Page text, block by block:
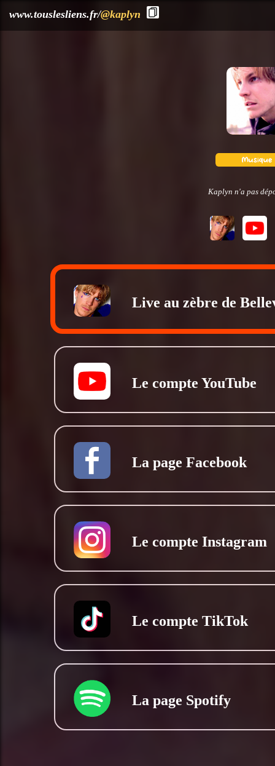
www.touslesliens.fr/@kaplyn
Kaplyn n'a pas
Live au zèbre de
Le compte YouTube
La page Facebook
Le compte Instagram
Le compte TikTok
La page Spotify